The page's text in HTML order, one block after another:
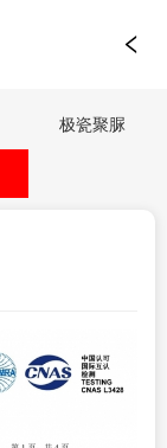
极瓷聚脲